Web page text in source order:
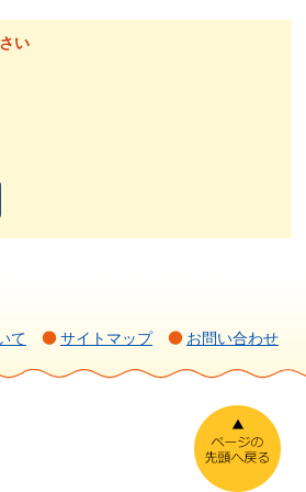
い
て サイトマップ お問い合わせ